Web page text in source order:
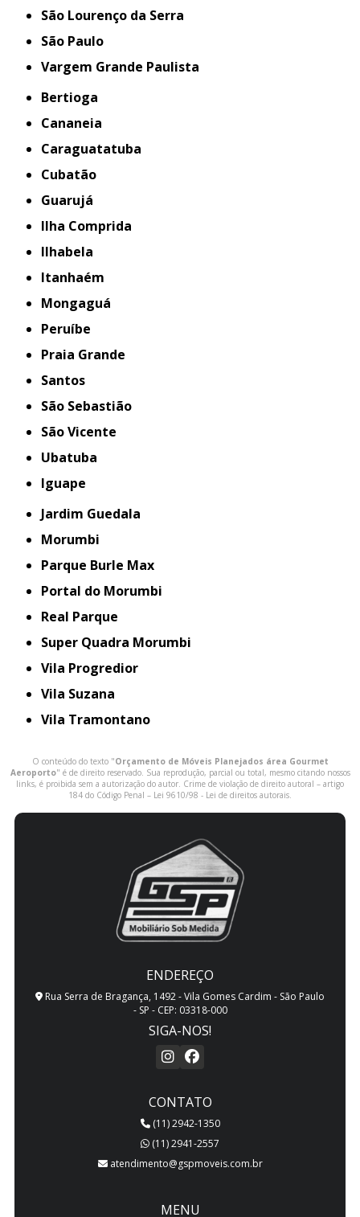
São Lourenço da Serra
São Paulo
Vargem Grande Paulista
Bertioga
Cananeia
Caraguatatuba
Cubatão
Guarujá
Ilha Comprida
Ilhabela
Itanhaém
Mongaguá
Peruíbe
Praia Grande
Santos
São Sebastião
São Vicente
Ubatuba
iguape
Jardim Guedala
Morumbi
Parque Burle Max
Portal do Morumbi
Real Parque
Super Quadra Morumbi
Vila Progredior
Vila Suzana
Vila Tramontano
O conteúdo do texto "Orçamento de Móveis Planejados área Gourmet
Aeroporto" é de direito reservado. Sua reprodução, parcial ou total, mesmo citando nossos
links, é proibida sem a autorização do autor. Crime de violação de direito autoral – artigo
184 do Código Penal – Lei 9610/98 - Lei de direitos autorais.
ENDEREÇO
Rua Serra de Bragança, 1492 - Vila Gomes Cardim - São Paulo
- SP - CEP: 03318-000
SIGA-NOS!
CONTATO
(11) 2942-1350
(11) 2941-2557
atendimento@gspmoveis.com.br
MENU